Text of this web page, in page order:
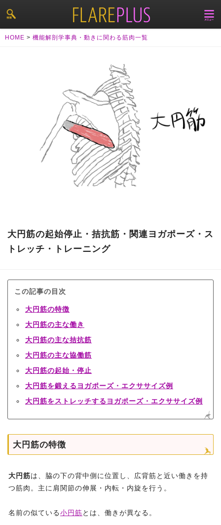
HOME > 機能解剖学事典・動きに関わる筋肉一覧
大円筋の起始停止・拮抗筋・関連ヨガポーズ・ス
トレッチ・トレーニング
この記事の目次
大円筋の特徴
大円筋の主な働き
大円筋の主な拮抗筋
大円筋の主な協働筋
大円筋の起始・停止
大円筋を鍛えるヨガポーズ・エクササイズ例
大円筋をストレッチするヨガポーズ・エクササイズ例
大円筋の特徴
大円筋は、脇の下の背中側に位置し、広背筋と近い働きを持
つ筋肉。主に肩関節の伸展・内転・内旋を行う。
名前の似ている小円筋とは、働きが異なる。